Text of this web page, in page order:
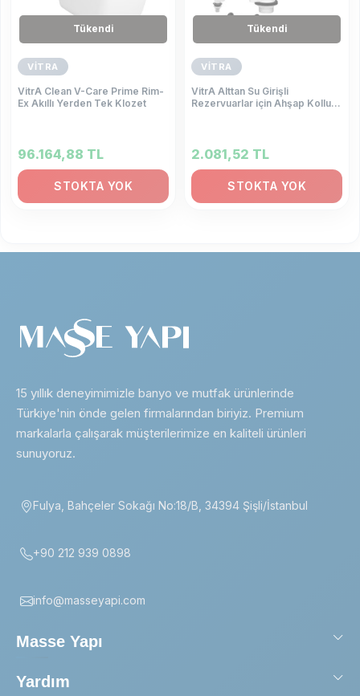
Tükendi
VİTRA
VitrA Clean V-Care Prime Rim-
Ex Akıllı Yerden Tek Klozet
96.164,88 TL
STOKTA YOK
Tükendi
VİTRA
VitrA Alttan Su Girişli
Rezervuarlar için Ahşap Kollu İç
2.081,52 TL
STOKTA YOK
15 yıllık deneyimimizle banyo ve mutfak ürünlerinde
Türkiye'nin önde gelen firmalarından biriyiz. Premium
markalarla çalışarak müşterilerimize en kaliteli ürünleri
sunuyoruz.
Fulya, Bahçeler Sokağı No:18/B, 34394 Şişli/İstanbul
+90 212 939 0898
info@masseyapi.com
Masse Yapı
Yardım